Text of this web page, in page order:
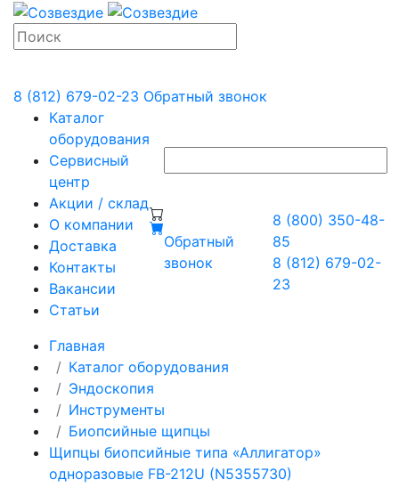
8 (812) 679-02-23 Обратный звонок
Каталог
оборудования
Сервисный
центр
Акции / склад
О компании
Доставка
Контакты
Вакансии
Статьи
Обратный
звонок
8 (800) 350-48-
85
8 (812) 679-02-
23
Главная
Каталог оборудования
Эндоскопия
Инструменты
Биопсийные щипцы
Щипцы биопсийные типа «Аллигатор»
одноразовые FB-212U (N5355730)